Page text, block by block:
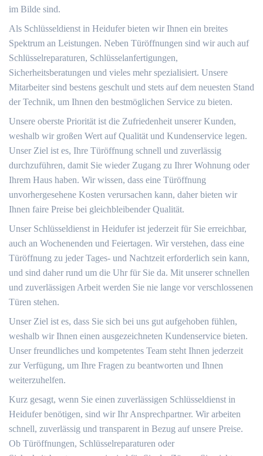
im Bilde sind.
Als Schlüsseldienst in Heidufer bieten wir Ihnen ein breites
Spektrum an Leistungen. Neben Türöffnungen sind wir auch auf
Schlüsselreparaturen, Schlüsselanfertigungen,
Sicherheitsberatungen und vieles mehr spezialisiert. Unsere
Mitarbeiter sind bestens geschult und stets auf dem neuesten Stand
der Technik, um Ihnen den bestmöglichen Service zu bieten.
Unsere oberste Priorität ist die Zufriedenheit unserer Kunden,
weshalb wir großen Wert auf Qualität und Kundenservice legen.
Unser Ziel ist es, Ihre Türöffnung schnell und zuverlässig
durchzuführen, damit Sie wieder Zugang zu Ihrer Wohnung oder
Ihrem Haus haben. Wir wissen, dass eine Türöffnung
unvorhergesehene Kosten verursachen kann, daher bieten wir
Ihnen faire Preise bei gleichbleibender Qualität.
Unser Schlüsseldienst in Heidufer ist jederzeit für Sie erreichbar,
auch an Wochenenden und Feiertagen. Wir verstehen, dass eine
Türöffnung zu jeder Tages- und Nachtzeit erforderlich sein kann,
und sind daher rund um die Uhr für Sie da. Mit unserer schnellen
und zuverlässigen Arbeit werden Sie nie lange vor verschlossenen
Türen stehen.
Unser Ziel ist es, dass Sie sich bei uns gut aufgehoben fühlen,
weshalb wir Ihnen einen ausgezeichneten Kundenservice bieten.
Unser freundliches und kompetentes Team steht Ihnen jederzeit
zur Verfügung, um Ihre Fragen zu beantworten und Ihnen
weiterzuhelfen.
Kurz gesagt, wenn Sie einen zuverlässigen Schlüsseldienst in
Heidufer benötigen, sind wir Ihr Ansprechpartner. Wir arbeiten
schnell, zuverlässig und transparent in Bezug auf unsere Preise.
Ob Türöffnungen, Schlüsselreparaturen oder